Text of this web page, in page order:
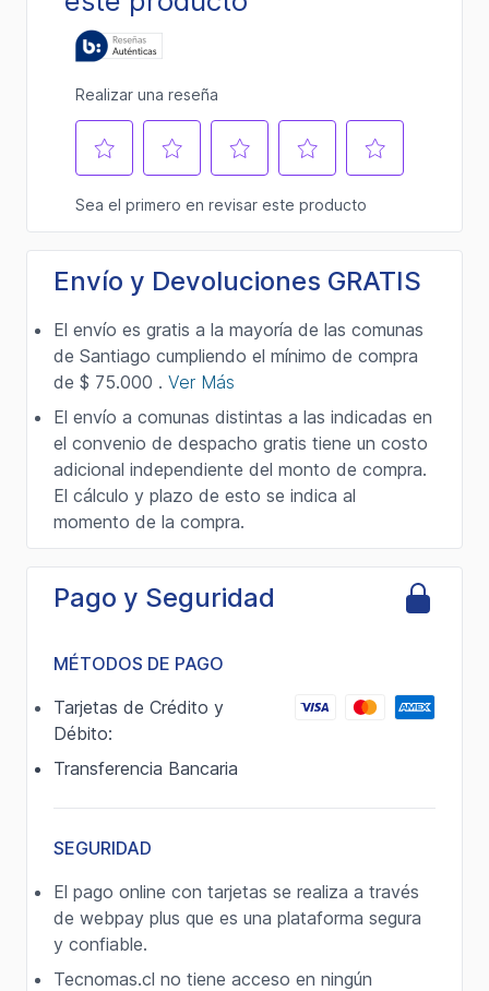
Envío y Devoluciones GRATIS
El envío es gratis a la mayoría de las comunas
de Santiago cumpliendo el mínimo de compra
de $ 75.000 . Ver Más
El envío a comunas distintas a las indicadas en
el convenio de despacho gratis tiene un costo
adicional independiente del monto de compra.
El cálculo y plazo de esto se indica al
momento de la compra.
Pago y Seguridad
MÉTODOS DE PAGO
Tarjetas de Crédito y
Débito:
Transferencia Bancaria
SEGURIDAD
El pago online con tarjetas se realiza a través
de webpay plus que es una plataforma segura
y confiable.
Tecnomas.cl no tiene acceso en ningún